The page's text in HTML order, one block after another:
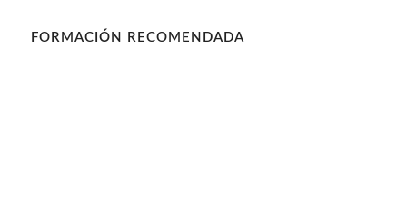
FORMACIÓN RECOMENDADA